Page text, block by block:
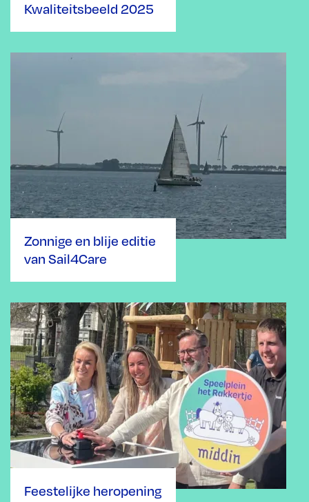
Kwaliteitsbeeld 2025
Zonnige en blije editie
van Sail4Care
Feestelijke heropening